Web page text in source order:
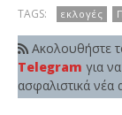
TAGS: εκλογές
Ακολουθήστε
Telegram για
ασφαλιστικά νέα